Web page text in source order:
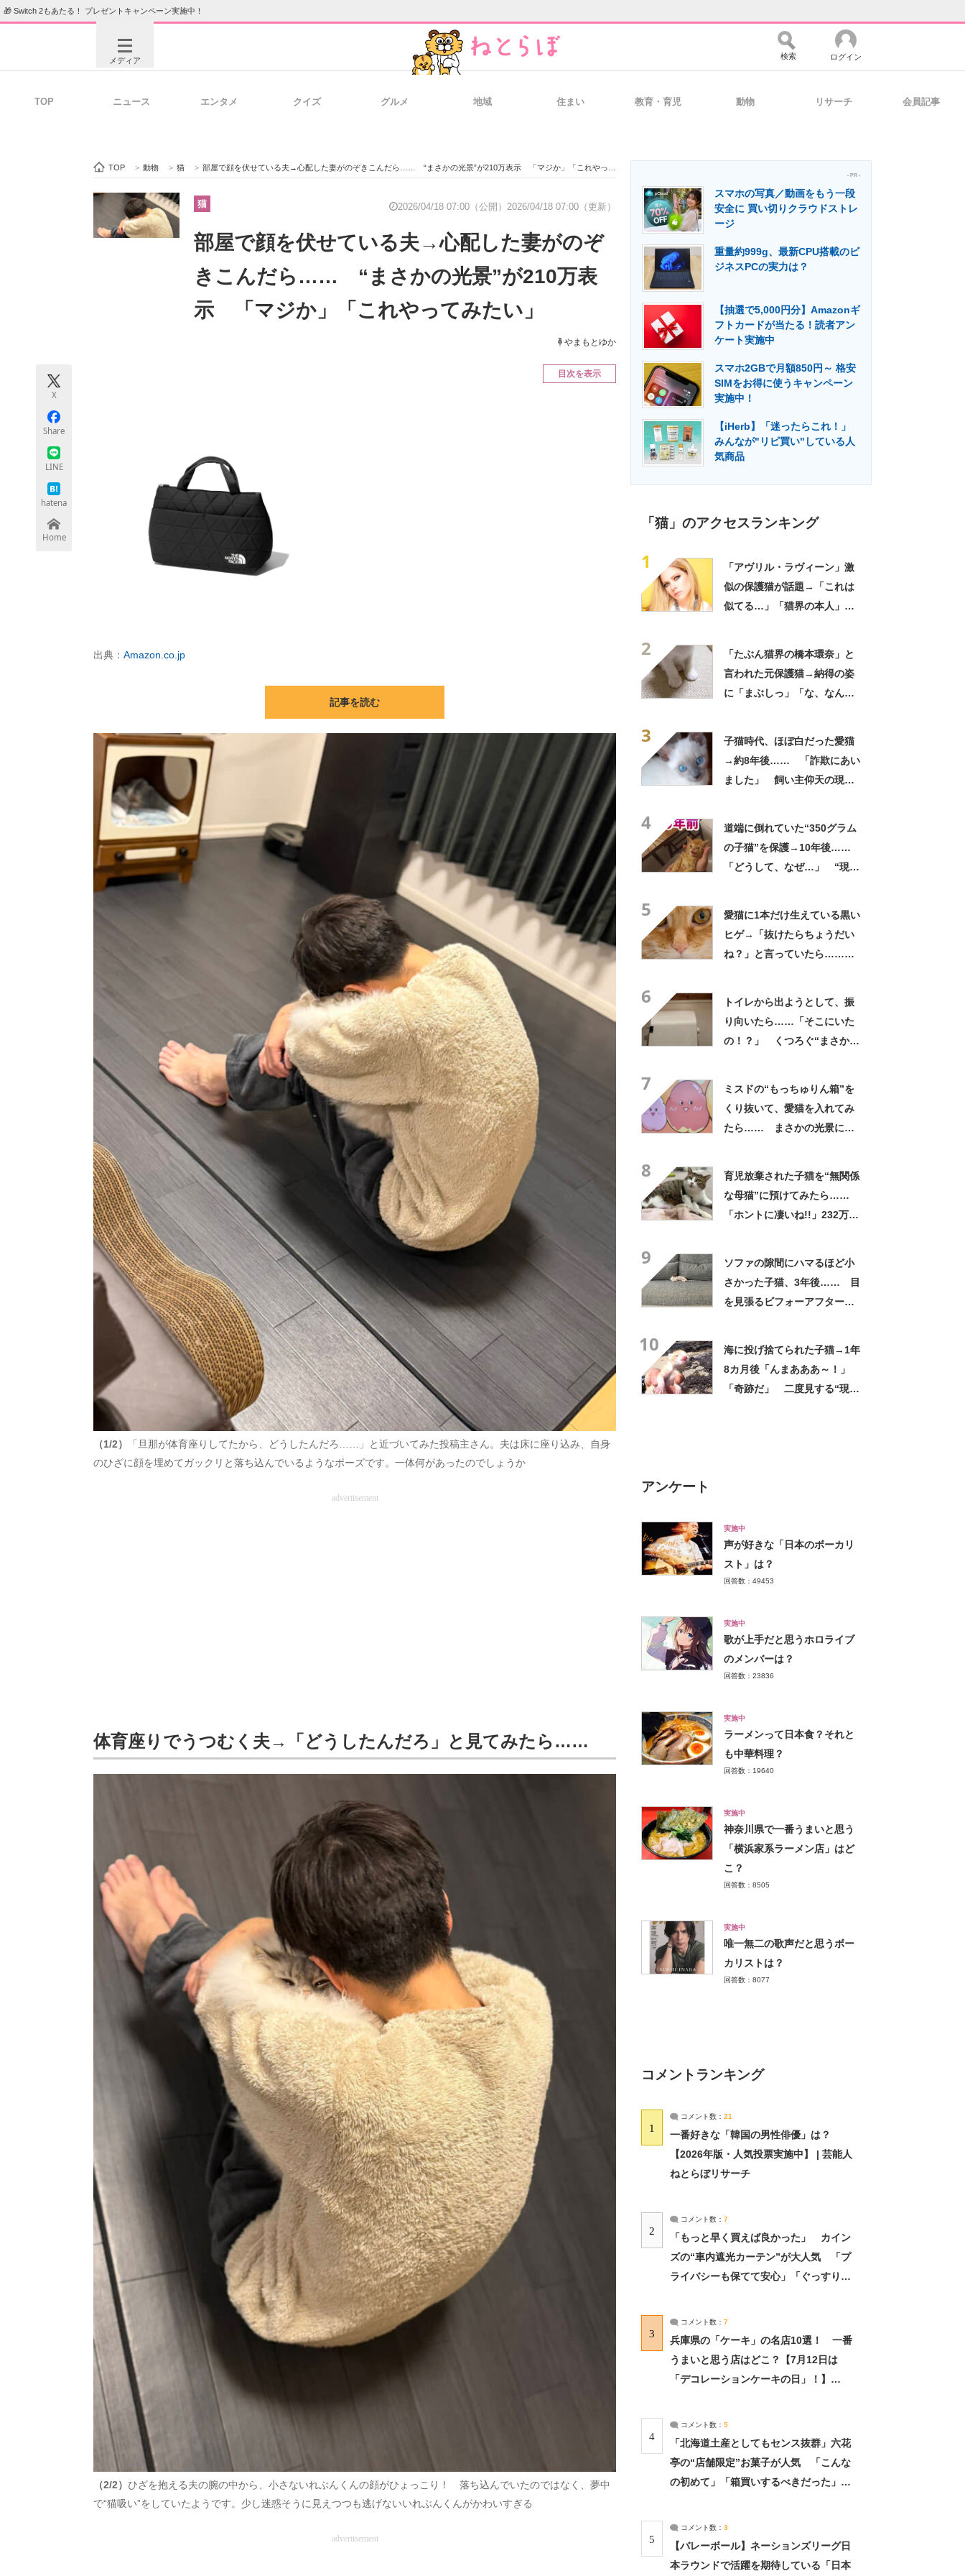
🎁 Switch 2もあたる！ プレゼントキャンペーン実施中！
メディア
ビジネスと働き方のヒント 経営リーダーのコミュニティ マーケ×ITの今がよく分かる
IT製品の技術・比較・事例 製造業のIT導入・活用を支援
エネルギーの専門メディア 建設×テクノロジーの最前線
検索 ログイン
TOP ニュース エンタメ クイズ グルメ 地域 住まい 教育・育児 動物 リサーチ 会員記事
TOP > 動物 > 猫 > 部屋で顔を伏せている夫→心配した妻がのぞきこんだら…… “まさかの光景”が210万表示 「マジか」「これやってみたい」
猫 2026/04/18 07:00（公開） 2026/04/18 07:00（更新）
部屋で顔を伏せている夫→心配した妻がのぞ
きこんだら…… “まさかの光景”が210万表
示 「マジか」「これやってみたい」
やまもとゆか
X
Share
LINE
hatena
Home
目次を表示
出典： Amazon.co.jp
記事を読む
（1/2）
「旦那が体育座りしてたから、どうしたんだろ……」と近づいてみた投稿主さん。夫は床に座り込み、自身
のひざに顔を埋めてガックリと落ち込んでいるようなポーズです。一体何があったのでしょうか
advertisement
体育座りでうつむく夫→「どうしたんだろ」と見てみたら……
（2/2） ひざを抱える夫の腕の中から、小さないれぶんくんの顔がひょっこり！ 落ち込んでいたのではなく、夢中
で“猫吸い”をしていたようです。少し迷惑そうに見えつつも逃げないいれぶんくんがかわいすぎる
advertisement
- PR -
スマホの写真／動画をもう一段
安全に 買い切りクラウドストレ
ージ
重量約999g、最新CPU搭載のビ
ジネスPCの実力は？
【抽選で5,000円分】Amazonギ
フトカードが当たる！読者アン
ケート実施中
スマホ2GBで月額850円～ 格安
SIMをお得に使うキャンペーン
実施中！
【iHerb】「迷ったらこれ！」
みんなが"リピ買い"している人
気商品
「猫」のアクセスランキング
1
「アヴリル・ラヴィーン」激
似の保護猫が話題→「これは
似てる…」「猫界の本人」
2
「たぶん猫界の橋本環奈」と
言われた元保護猫→納得の姿
に「まぶしっ」「な、なんと
3
子猫時代、ほぼ白だった愛猫
→約8年後…… 「詐欺にあい
ました」 飼い主仰天の現在
4
道端に倒れていた“350グラム
の子猫”を保護→10年後……
「どうして、なぜ…」 “現在
5
愛猫に1本だけ生えている黒い
ヒゲ→「抜けたらちょうだい
ね？」と言っていたら……
6
トイレから出ようとして、振
り向いたら……「そこにいた
の！？」 くつろぐ“まさかの
7
ミスドの“もっちゅりん箱”を
くり抜いて、愛猫を入れてみ
たら…… まさかの光景に
8
育児放棄された子猫を“無関係
な母猫”に預けてみたら……
「ホントに凄いね!!」232万再
9
ソファの隙間にハマるほど小
さかった子猫、3年後…… 目
を見張るビフォーアフターに
10
海に投げ捨てられた子猫→1年
8カ月後「んまあああ～！」
「奇跡だ」 二度見する“現在
アンケート
実施中
声が好きな「日本のボーカリ
スト」は？
回答数：49453
実施中
歌が上手だと思うホロライブ
のメンバーは？
回答数：23836
実施中
ラーメンって日本食？それと
も中華料理？
回答数：19640
実施中
神奈川県で一番うまいと思う
「横浜家系ラーメン店」はど
こ？
回答数：8505
実施中
唯一無二の歌声だと思うボー
カリストは？
回答数：8077
コメントランキング
1
コメント数： 21
一番好きな「韓国の男性俳優」は？
【2026年版・人気投票実施中】 | 芸能人
ねとらぼリサーチ
2
コメント数： 7
「もっと早く買えば良かった」 カイン
ズの“車内遮光カーテン”が大人気 「プ
ライバシーも保てて安心」「ぐっすり眠
3
コメント数： 7
兵庫県の「ケーキ」の名店10選！ 一番
うまいと思う店はどこ？【7月12日は
「デコレーションケーキの日」！】
4
コメント数： 5
「北海道土産としてもセンス抜群」六花
亭の“店舗限定”お菓子が人気 「こんな
の初めて」「箱買いするべきだった」
5
コメント数： 3
【バレーボール】ネーションズリーグ日
本ラウンドで活躍を期待している「日本